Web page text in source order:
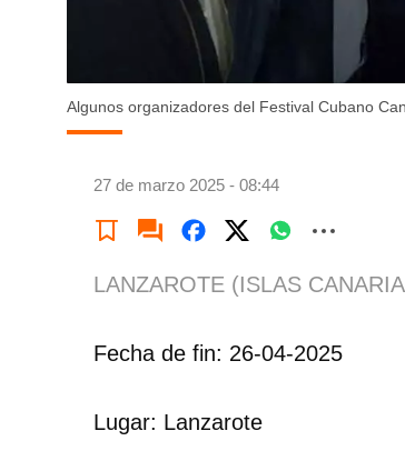
Algunos organizadores del Festival Cubano
27 de marzo 2025 - 08:44
LANZAROTE (ISLAS
Fecha de fin: 26-04-2025
Lugar: Lanzarote